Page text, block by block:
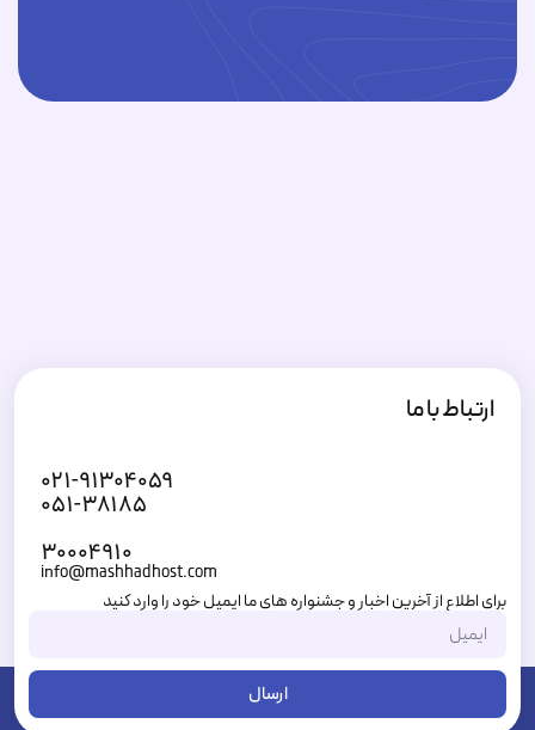
ارتباط با ما
۰۲۱-۹۱۳۰۴۰۵۹
۰۵۱-۳۸۱۸۵
۳۰۰۰۴۹۱۰
info@mashhadhost.com
برای اطلاع از آخرین اخبار و جشنواره های ما ایمیل خود را وارد کنید
ارسال